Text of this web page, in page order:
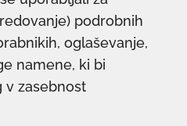
podrobnih
oglaševanje,
namene, ki bi
v zasebnost